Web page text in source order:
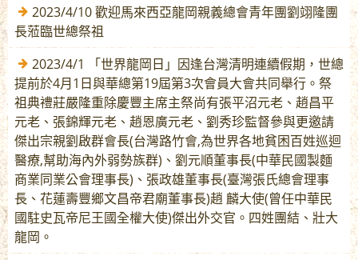
2023/4/10 歡迎馬來西亞龍岡親義總會青年團劉翊隆團
長蒞臨世總祭祖
2023/4/1 「世界龍岡日」因逢台灣清明連續假期，世總
提前於4月1日與華總第19屆第3次會員大會共同舉行。祭
祖典禮莊嚴隆重除慶豐主席主祭尚有張平沼元老、趙昌平
元老、張錦輝元老、趙恩廣元老、劉秀珍監督參與更邀請
傑出宗親劉啟群會長(台灣路竹會,為世界各地貧困百姓巡迴
醫療,幫助海內外弱勢族群)、劉元順董事長(中華民國製麵
商業同業公會理事長)、張政雄董事長(臺灣張氏總會理事
長、花蓮壽豐鄉文昌帝君廟董事長)趙 麟大使(曾任中華民
國駐史瓦帝尼王國全權大使)傑出外交官。四姓團結、壯大
龍岡。